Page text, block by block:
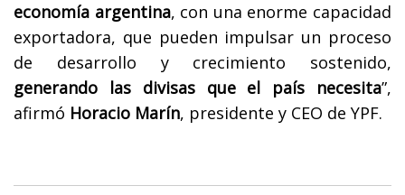
economía argentina, con una enorme capacidad
exportadora, que pueden impulsar un proceso
de desarrollo y crecimiento sostenido,
generando las divisas que el país necesita”,
afirmó Horacio Marín, presidente y CEO de YPF.